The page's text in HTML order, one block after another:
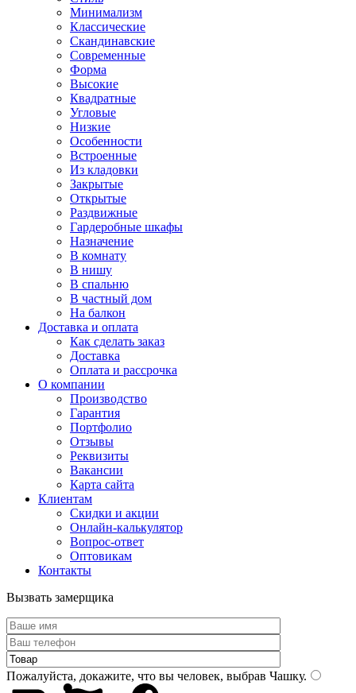
Минимализм
Классические
Скандинавские
Современные
Форма
Высокие
Квадратные
Угловые
Низкие
Особенности
Встроенные
Из кладовки
Закрытые
Открытые
Раздвижные
Гардеробные шкафы
Назначение
В комнату
В нишу
В спальню
В частный дом
На балкон
Доставка и оплата
Как сделать заказ
Доставка
Оплата и рассрочка
О компании
Производство
Гарантия
Портфолио
Отзывы
Реквизиты
Вакансии
Карта сайта
Клиентам
Скидки и акции
Онлайн-калькулятор
Вопрос-ответ
Оптовикам
Контакты
Вызвать замерщика
Пожалуйста, докажите, что вы человек, выбрав Чашку.